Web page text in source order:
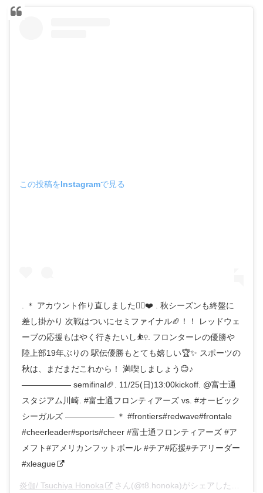
この投稿をInstagramで見る
. ＊ アカウント作り直しました🙋‍♀️❤️ . 秋シーズンも終盤に
差し掛かり 次戦はついにセミファイナル🏈！！ レッドウェ
ーブの応援もはやく行きたいし⛹️‍♀️. フロンターレの優勝や
陸上部19年ぶりの 駅伝優勝もとても嬉しい🏆✨ スポーツの
秋は、まだまだこれから！ 満喫しましょう😊♪
—————— semifinal🏈. 11/25(日)13:00kickoff. @富士通
スタジアム川崎. #富士通フロンティアーズ vs. #オービック
シーガルズ —————— ＊ #frontiers#redwave#frontale
#cheerleader#sports#cheer #富士通フロンティアーズ #ア
メフト#アメリカンフットボール #チア#応援#チアリーダー
#xleague
炎伽/ Tsuchiya Honoka さん(@t8.honoka)がシェアした投稿 –